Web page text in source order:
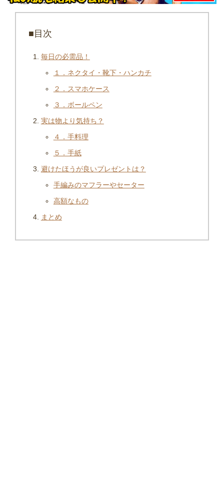
■目次
毎日の必需品！
１．ネクタイ・靴下・ハンカチ
２．スマホケース
３．ボールペン
実は物より気持ち？
４．手料理
５．手紙
避けたほうが良いプレゼントは？
手編みのマフラーやセーター
高額なもの
まとめ